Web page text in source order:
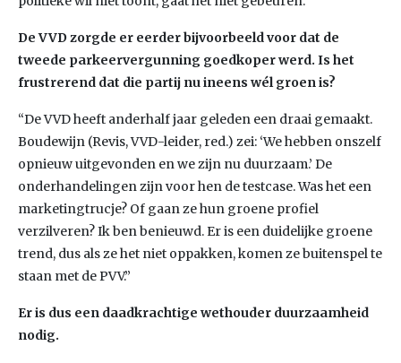
De VVD zorgde er eerder bijvoorbeeld voor dat de
tweede parkeervergunning goedkoper werd. Is het
frustrerend dat die partij nu ineens wél groen is?
“De VVD heeft anderhalf jaar geleden een draai gemaakt.
Boudewijn (Revis, VVD-leider, red.) zei: ‘We hebben onszelf
opnieuw uitgevonden en we zijn nu duurzaam.’ De
onderhandelingen zijn voor hen de testcase. Was het een
marketingtrucje? Of gaan ze hun groene profiel
verzilveren? Ik ben benieuwd. Er is een duidelijke groene
trend, dus als ze het niet oppakken, komen ze buitenspel te
staan met de PVV.”
Er is dus een daadkrachtige wethouder duurzaamheid
nodig.